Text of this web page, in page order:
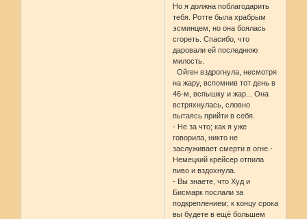
Но я должна поблагодарить
тебя. Ротте была храбрым
эсминцем, но она боялась
сгореть. Спасибо, что
даровали ей последнюю
милость.
Ойген вздрогнула, несмотря
на жару, вспомнив тот день в
46-м, вспышку и жар... Она
встряхнулась, словно
пытаясь прийти в себя.
- Не за что; как я уже
говорила, никто не
заслуживает смерти в огне.-
Немецкий крейсер отпила
пиво и вздохнула.
- Вы знаете, что Худ и
Бисмарк послали за
подкреплением; к концу срока
вы будете в ещё большем